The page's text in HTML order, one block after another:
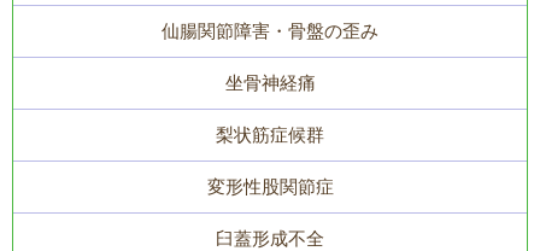
仙腸関節障害・骨盤の歪み
坐骨神経痛
梨状筋症候群
変形性股関節症
臼蓋形成不全